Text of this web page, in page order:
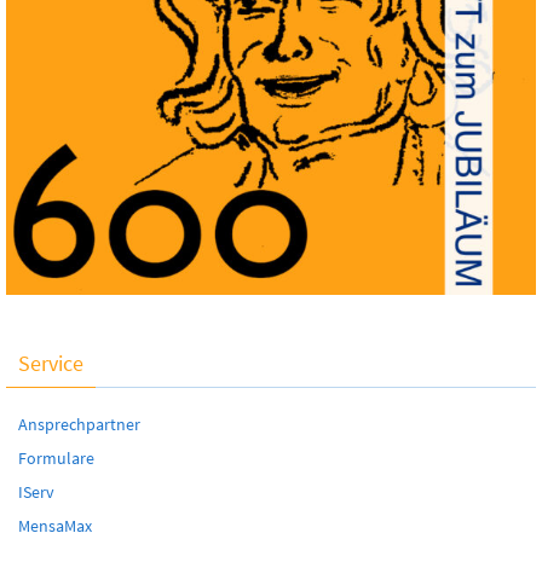
Service
Ansprechpartner
Formulare
IServ
MensaMax